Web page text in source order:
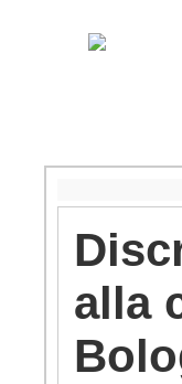
alla